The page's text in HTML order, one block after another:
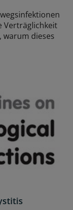
Verträglichkeit
warum dieses